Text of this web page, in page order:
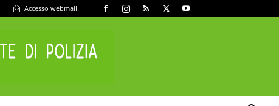
Accesso webmail